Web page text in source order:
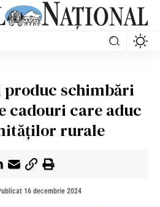
schimbări
cadouri care aduc
rurale
16 decembrie 2024